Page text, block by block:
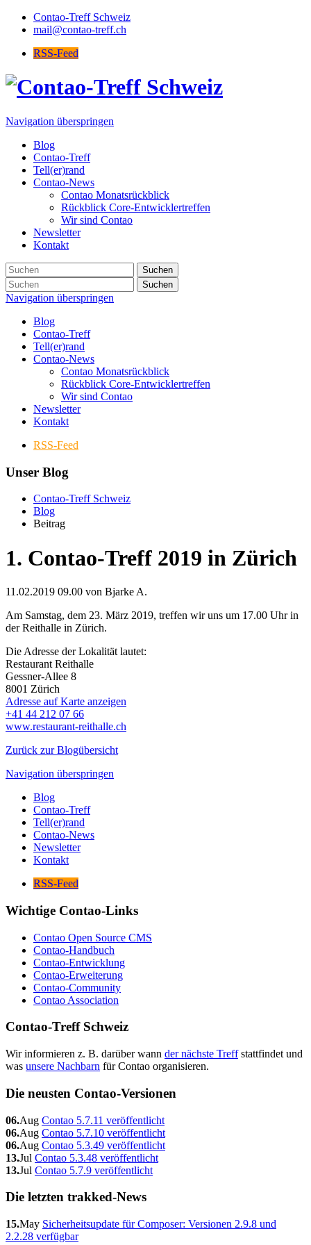
Contao-Treff Schweiz
mail@contao-treff.ch
RSS-Feed
Navigation überspringen
Blog
Contao-Treff
Tell(er)rand
Contao-News
Contao Monatsrückblick
Rückblick Core-Entwicklertreffen
Wir sind Contao
Newsletter
Kontakt
Suchen
Suchen
Navigation überspringen
Blog
Contao-Treff
Tell(er)rand
Contao-News
Contao Monatsrückblick
Rückblick Core-Entwicklertreffen
Wir sind Contao
Newsletter
Kontakt
RSS-Feed
Unser Blog
Contao-Treff Schweiz
Blog
Beitrag
1. Contao-Treff 2019 in Zürich
11.02.2019 09.00 von Bjarke A.
Am Samstag, dem 23. März 2019, treffen wir uns um 17.00 Uhr in
der Reithalle in Zürich.
Die Adresse der Lokalität lautet:
Restaurant Reithalle
Gessner-Allee 8
8001 Zürich
Adresse auf Karte anzeigen
+41 44 212 07 66
www.restaurant-reithalle.ch
Zurück zur Blogübersicht
Navigation überspringen
Blog
Contao-Treff
Tell(er)rand
Contao-News
Newsletter
Kontakt
RSS-Feed
Wichtige Contao-Links
Contao Open Source CMS
Contao-Handbuch
Contao-Entwicklung
Contao-Erweiterung
Contao-Community
Contao Association
Contao-Treff Schweiz
Wir informieren z. B. darüber wann der nächste Treffstattfindet und
was unsere Nachbarn für Contao organisieren.
Die neusten Contao-Versionen
06.Aug Contao 5.7.11 veröffentlicht
06.Aug Contao 5.7.10 veröffentlicht
06.Aug Contao 5.3.49 veröffentlicht
13.Jul Contao 5.3.48 veröffentlicht
13.Jul Contao 5.7.9 veröffentlicht
Die letzten trakked-News
15.May Sicherheitsupdate für Composer: Versionen 2.9.8 und
2.2.28 verfügbar